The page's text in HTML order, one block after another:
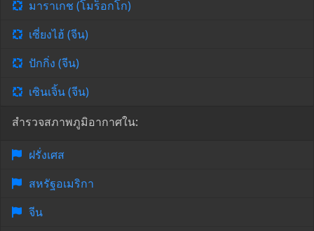
มาราเกช (โมร็อกโก)
เซี่ยงไฮ้ (จีน)
ปักกิ่ง (จีน)
เซินเจิ้น (จีน)
สำรวจสภาพภูมิอากาศใน:
ฝรั่งเศส
สหรัฐอเมริกา
จีน